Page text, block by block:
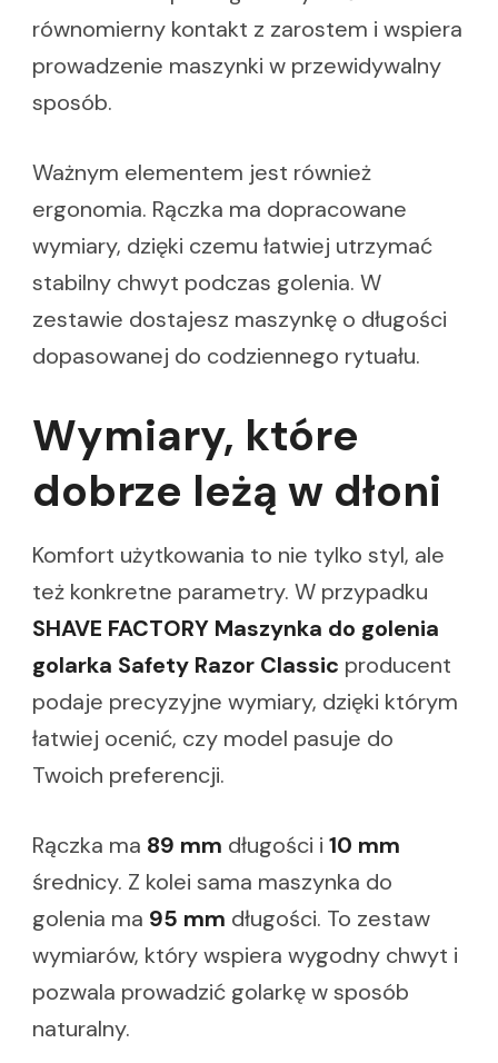
równomierny kontakt z zarostem i wspiera
prowadzenie maszynki w przewidywalny
sposób.
Ważnym elementem jest również
ergonomia. Rączka ma dopracowane
wymiary, dzięki czemu łatwiej utrzymać
stabilny chwyt podczas golenia. W
zestawie dostajesz maszynkę o długości
dopasowanej do codziennego rytuału.
Wymiary, które
dobrze leżą w dłoni
Komfort użytkowania to nie tylko styl, ale
też konkretne parametry. W przypadku
SHAVE FACTORY Maszynka do golenia
golarka Safety Razor Classic producent
podaje precyzyjne wymiary, dzięki którym
łatwiej ocenić, czy model pasuje do
Twoich preferencji.
Rączka ma 89 mm długości i 10 mm
średnicy. Z kolei sama maszynka do
golenia ma 95 mm długości. To zestaw
wymiarów, który wspiera wygodny chwyt i
pozwala prowadzić golarkę w sposób
naturalny.